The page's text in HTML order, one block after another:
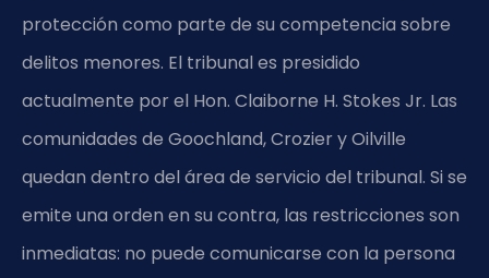
protección como parte de su competencia sobre
delitos menores. El tribunal es presidido
actualmente por el Hon. Claiborne H. Stokes Jr. Las
comunidades de Goochland, Crozier y Oilville
quedan dentro del área de servicio del tribunal. Si se
emite una orden en su contra, las restricciones son
inmediatas: no puede comunicarse con la persona